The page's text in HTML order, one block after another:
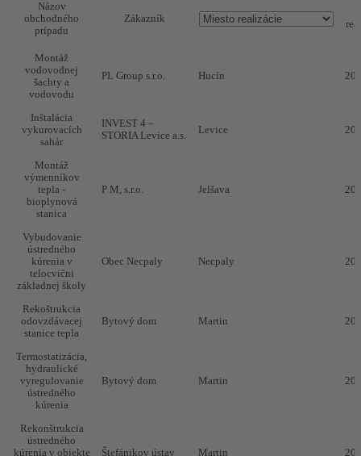
Názov
obchodného
prípadu
Zákazník
Montáž
vodovodnej
šachty a
vodovodu
PL Group s.r.o. Hucín
Inštalácia
vykurovacích
sahár
INVEST 4 –
STORIA Levice a.s.
Levice
Montáž
výmenníkov
tepla -
bioplynová
stanica
P M, s.r.o. Jelšava
Vybudovanie
ústredného
kúrenia v
telocvični
základnej školy
Obec Necpaly Necpaly
Rekoštrukcia
odovzdávacej
stanice tepla
Bytový dom Martin
Termostatizácia,
hydraulické
vyregulovanie
ústredného
kúrenia
Bytový dom Martin
Rekonštrukcia
ústredného
kúrenia v objekte
Štefánikov ústav Martin